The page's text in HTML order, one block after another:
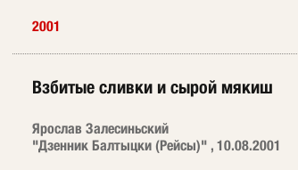
2001
Взбитые сливки и сырой мякиш
Ярослав Залесиньский
"Дзенник Балтыцки (Рейсы)" , 10.08.2001